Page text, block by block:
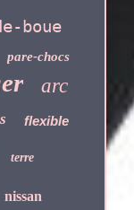
boue
pare-chocs
arc
flexible
terre
nissan